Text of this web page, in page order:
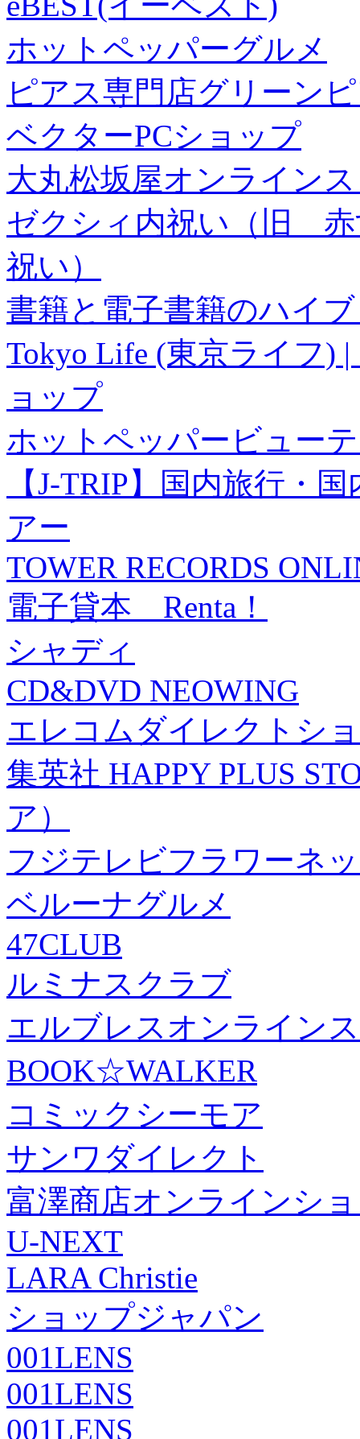
ホットペッパーグルメ
ピアス専門店グリーン
ベクターPCショップ
大丸松坂屋オンライン
ゼクシィ内祝い（旧 赤
祝い）
書籍と電子書籍のハイ
Tokyo Life (東京ライフ)
ョップ
ホットペッパービュー
【J-TRIP】国内旅行・
アー
TOWER RECORDS
電子貸本 Renta！
シャディ
CD&DVD NEOWING
エレコムダイレクトシ
集英社 HAPPY PLUS
ア）
フジテレビフラワーネ
ベルーナグルメ
47CLUB
ルミナスクラブ
エルブレスオンライン
BOOK☆WALKER
コミックシーモア
サンワダイレクト
富澤商店オンラインシ
U-NEXT
LARA Christie
ショップジャパン
001LENS
001LENS
001LENS